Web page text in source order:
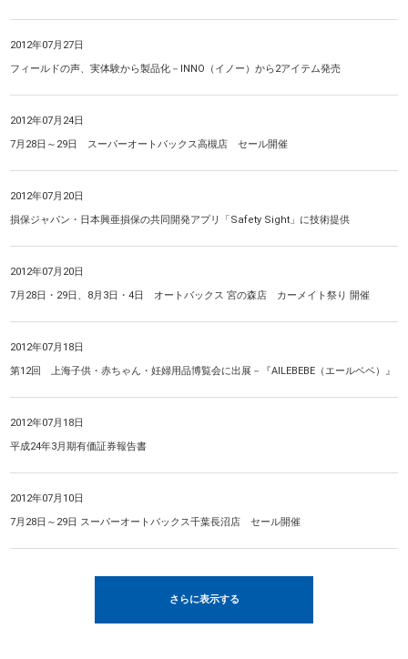
2012年07月27日
フィールドの声、実体験から製品化－INNO（イノー）から2アイテム発売
2012年07月24日
7月28日～29日 スーパーオートバックス高槻店 セール開催
2012年07月20日
損保ジャパン・日本興亜損保の共同開発アプリ「Safety Sight」に技術提供
2012年07月20日
7月28日・29日、8月3日・4日 オートバックス 宮の森店 カーメイト祭り 開催
2012年07月18日
第12回 上海子供・赤ちゃん・妊婦用品博覧会に出展－『AILEBEBE（エールベベ）』
2012年07月18日
平成24年3月期有価証券報告書
2012年07月10日
7月28日～29日 スーパーオートバックス千葉長沼店 セール開催
さらに表示する